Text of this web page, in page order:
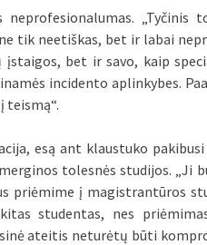
„Tyčinis
tik neetiškas, bet ir labai
bet ir savo, kaip
incidento aplinkybes.
teismą“.
esą ant klaustuko pakibusi
tolesnės studijos. „Ji
priėmime į magistrantūros
studentas, nes
ateitis neturėtų būti